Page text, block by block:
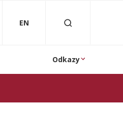
EN
Odkazy